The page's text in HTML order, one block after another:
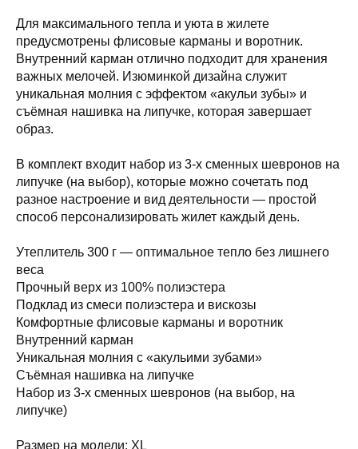
Для максимального тепла и уюта в жилете
предусмотрены флисовые карманы и воротник.
Внутренний карман отлично подходит для хранения
важных мелочей. Изюминкой дизайна служит
уникальная молния с эффектом «акульи зубы» и
съёмная нашивка на липучке, которая завершает
образ.
В комплект входит набор из 3-х сменных шевронов на
липучке (на выбор), которые можно сочетать под
разное настроение и вид деятельности — простой
способ персонализировать жилет каждый день.
Утеплитель 300 г — оптимальное тепло без лишнего
веса
Прочный верх из 100% полиэстера
Подклад из смеси полиэстера и вискозы
Комфортные флисовые карманы и воротник
Внутренний карман
Уникальная молния с «акульими зубами»
Съёмная нашивка на липучке
Набор из 3-х сменных шевронов (на выбор, на
липучке)
Размер на модели: XL